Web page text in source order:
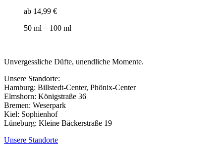
ab 14,99 €
50 ml – 100 ml
Unvergessliche Düfte, unendliche Momente.
Unsere Standorte:
Hamburg: Billstedt-Center, Phönix-Center
Elmshorn: Königstraße 36
Bremen: Weserpark
Kiel: Sophienhof
Lüneburg: Kleine Bäckerstraße 19
Unsere Standorte